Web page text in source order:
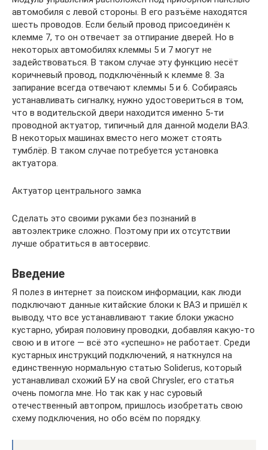
автомобиля с левой стороны. В его разъёме находятся
шесть проводов. Если белый провод присоединён к
клемме 7, то он отвечает за отпирание дверей. Но в
некоторых автомобилях клеммы 5 и 7 могут не
задействоваться. В таком случае эту функцию несёт
коричневый провод, подключённый к клемме 8. За
запирание всегда отвечают клеммы 5 и 6. Собираясь
устанавливать сигналку, нужно удостовериться в том,
что в водительской двери находится именно 5-ти
проводной актуатор, типичный для данной модели ВАЗ.
В некоторых машинах вместо него может стоять
тумблёр. В таком случае потребуется установка
актуатора.
Актуатор центрального замка
Сделать это своими руками без познаний в
автоэлектрике сложно. Поэтому при их отсутствии
лучше обратиться в автосервис.
Введение
Я полез в интернет за поиском информации, как люди
подключают данные китайские блоки к ВАЗ и пришёл к
выводу, что все устанавливают такие блоки ужасно
кустарно, убирая половину проводки, добавляя какую-то
свою и в итоге — всё это «успешно» не работает. Среди
кустарных инструкций подключений, я наткнулся на
единственную нормальную статью Soliderus, который
устанавливал схожий БУ на свой Chrysler, его статья
очень помогла мне. Но так как у нас суровый
отечественный автопром, пришлось изобретать свою
схему подключения, но обо всём по порядку.